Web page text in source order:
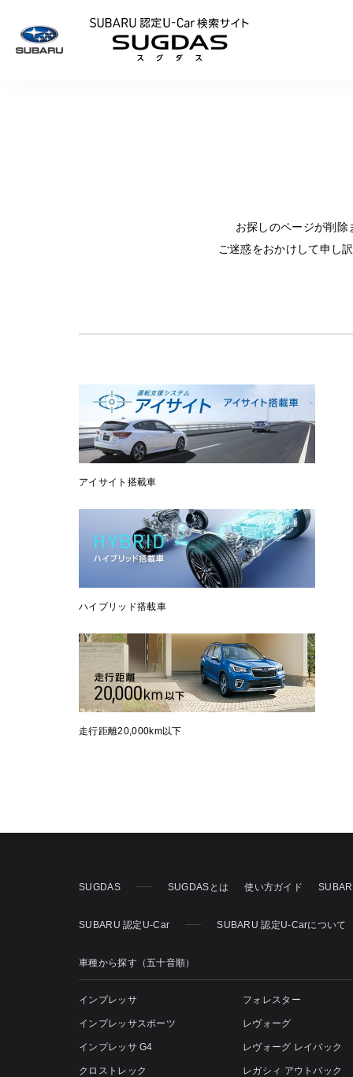
お探しのページが削
ご迷惑をおかけして申し
アイサイト搭載車
ハイブリッド搭載車
走行距離20,000km以下
SUGDAS SUGDASとは 使い方ガイド
SUBARU 認定U-Car SUBARU 認定U-Carについて
車種から探す（五十音順）
インプレッサ
インプレッサスポーツ
インプレッサ G4
クロストレック
フォレスター
レヴォーグ
レヴォーグ レイバック
レガシィ アウトバック